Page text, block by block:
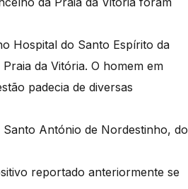
Hospital do Santo Espírito da
da Vitória. O homem em
padecia de diversas
António de Nordestinho, do
reportado anteriormente se